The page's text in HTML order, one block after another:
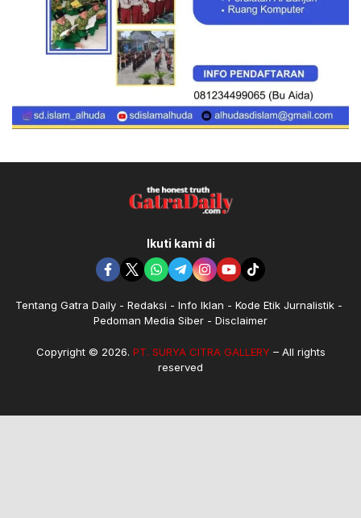
Ikuti kami di
Tentang Gatra Daily Redaksi Info Iklan
Kode Etik Jurnalistik
Pedoman Media Siber
Disclaimer
Copyright © 2026. PT. SURYA CITRA GALLERY– All rights
reserved